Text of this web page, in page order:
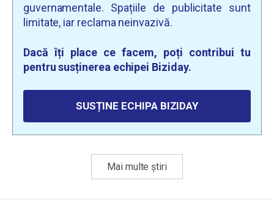
guvernamentale. Spațiile de publicitate sunt
limitate, iar reclama neinvazivă.
Dacă îți place ce facem, poți contribui tu
pentru susținerea echipei Biziday.
SUSȚINE ECHIPA BIZIDAY
Mai multe știri